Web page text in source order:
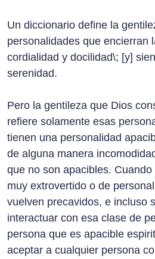
Un diccionario define la
personalidades que encierran
cordialidad y docilidad\; [y]
serenidad.
Pero la gentileza que Dios
refiere solamente esas
tienen una personalidad
de alguna manera
que no son apacibles.
muy extrovertido o de
vuelven precavidos, e incluso
interactuar con esa clase de
persona que es apacible
aceptar a cualquier persona